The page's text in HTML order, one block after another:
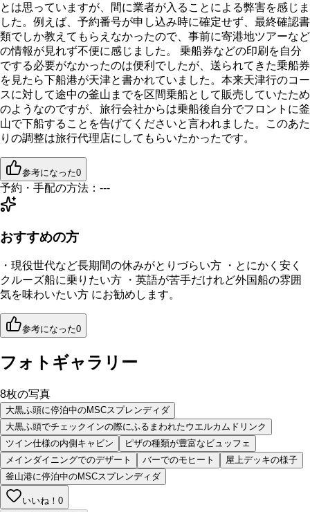
とは思っていますが、間に業者が入ることによる弊害を感じま
した。例えば、予約番号が申し込み時に確定せず、最終確認書
類でしか教えてもらえなかったので、事前に寄港地ツアーなど
の情報が見れず不便に感じました。 乗船券などの印刷を自分
でする必要がなかったのは便利でしたが、送られてきた乗船券
を見たら下船港が天津と書かれていました。本来天津行のコー
スに対して途中の釜山までを区間乗船として販売していたため
のようなのですが、旅行会社からは乗船後自分でフロントに釜
山で下船することを告げてくださいと言われました。このあた
りの調整は旅行代理店にしてもらいたかったです。
参考になった0
予約・手配の方法： ---
おすすめの方
・現役世代など長期間の休みがとりづらい方 ・とにかく安く
クルーズ船に乗りたい方 ・英語が苦手だけれど外国船の雰囲
気を味わいたい方 にお勧めします。
参考になった0
フォトギャラリー
8枚の写真
大黒ふ頭に停泊中のMSCスプレンディダ
大黒ふ頭でチェックインの際にふるまわれたウエルカムドリンク
ツイン仕様の内側キャビン
ピザの種類が豊富なビュッフェ
メインダイニングでのデザート
バーでのモヒート
屋上デッキの様子
釜山港に停泊中のMSCスプレンディダ
いいね！ 0